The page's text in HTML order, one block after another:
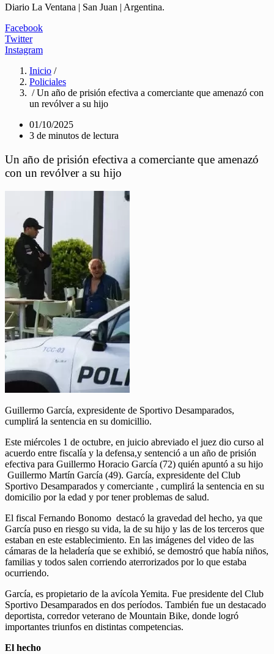
Diario La Ventana | San Juan | Argentina.
Facebook
Twitter
Instagram
Inicio /
Policiales
/ Un año de prisión efectiva a comerciante que amenazó con
un revólver a su hijo
01/10/2025
3 de minutos de lectura
Un año de prisión efectiva a comerciante que amenazó
con un revólver a su hijo
Guillermo García, expresidente de Sportivo Desamparados,
cumplirá la sentencia en su domicillio.
Este miércoles 1 de octubre, en juicio abreviado el juez dio curso al
acuerdo entre fiscalía y la defensa,y sentenció a un año de prisión
efectiva para Guillermo Horacio García (72) quién apuntó a su hijo
Guillermo Martín García (49). García, expresidente del Club
Sportivo Desamparados y comerciante , cumplirá la sentencia en su
domicilio por la edad y por tener problemas de salud.
El fiscal Fernando Bonomo destacó la gravedad del hecho, ya que
García puso en riesgo su vida, la de su hijo y las de los terceros que
estaban en este establecimiento. En las imágenes del video de las
cámaras de la heladería que se exhibió, se demostró que había niños,
familias y todos salen corriendo aterrorizados por lo que estaba
ocurriendo.
García, es propietario de la avícola Yemita. Fue presidente del Club
Sportivo Desamparados en dos períodos. También fue un destacado
deportista, corredor veterano de Mountain Bike, donde logró
importantes triunfos en distintas competencias.
El hecho